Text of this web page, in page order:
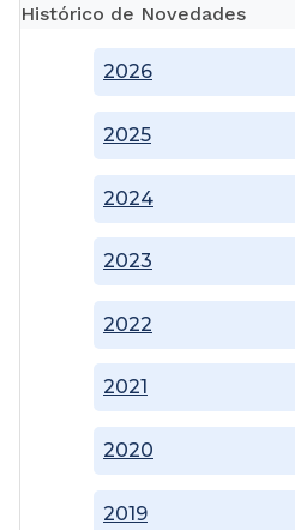
Histórico de Novedades
2019
2020
2021
2022
2023
2024
2025
2026